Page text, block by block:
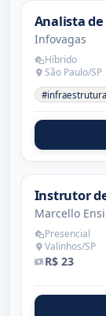
Analista
Infovagas
Híbrido
São Paulo/SP
#infraestrutura
Instrutor
Marcello
Presencial
Valinhos/SP
R$ 23